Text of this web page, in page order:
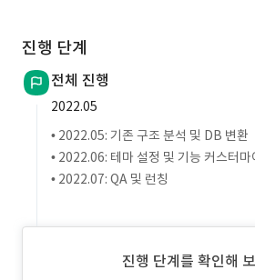
진행 단계
전체 진행
2022.05
• 2022.05: 기존 구조 분석 및 DB 변환
• 2022.06: 테마 설정 및 기능 커스터마
• 2022.07: QA 및 런칭
진행 단계를 확인해